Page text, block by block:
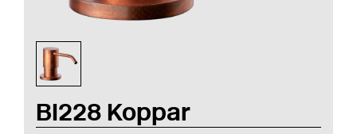
BI228 Koppar